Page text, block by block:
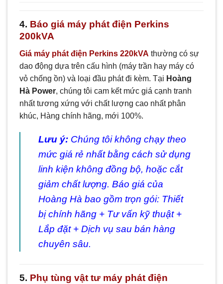
4. Báo giá máy phát điện Perkins
200kVA
Giá máy phát điện Perkins 220kVA thường có sự
dao động dựa trên cấu hình (máy trần hay máy có
vỏ chống ồn) và loại đầu phát đi kèm. Tại Hoàng
Hà Power, chúng tôi cam kết mức giá cạnh tranh
nhất tương xứng với chất lượng cao nhất phân
khúc, Hàng chính hãng, mới 100%.
Lưu ý: Chúng tôi không chạy theo
mức giá rẻ nhất bằng cách sử dụng
linh kiện không đồng bộ, hoặc cắt
giảm chất lượng. Báo giá của
Hoàng Hà bao gồm trọn gói: Thiết
bị chính hãng + Tư vấn kỹ thuật +
Lắp đặt + Dịch vụ sau bán hàng
chuyên sâu.
5. Phụ tùng vật tư máy phát điện